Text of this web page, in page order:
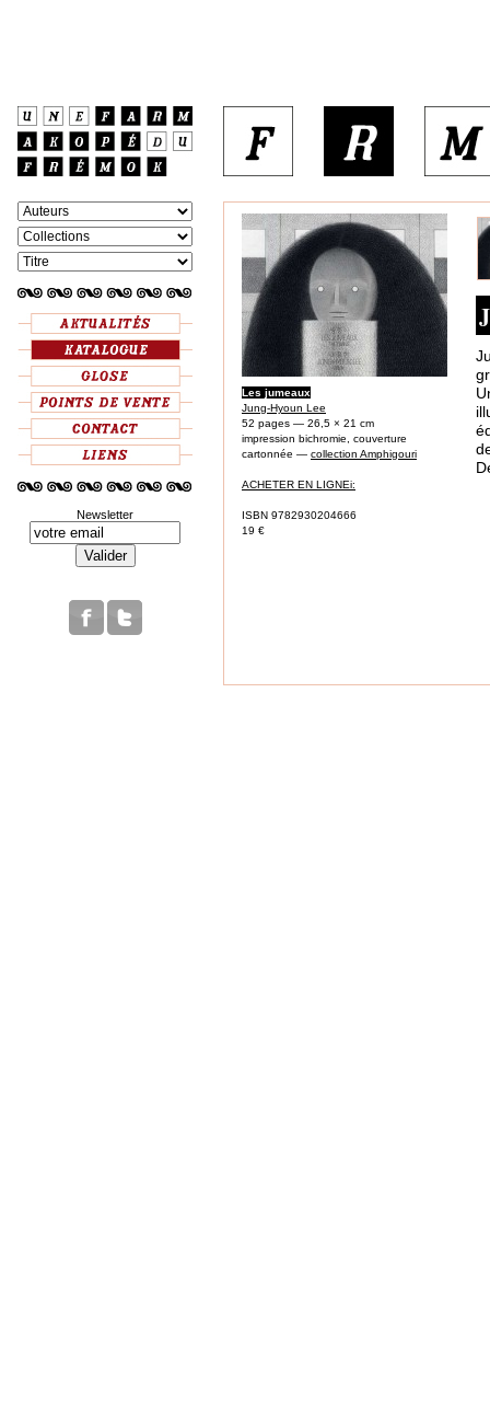
Newsletter
Les jumeaux
Jung-Hyoun Lee
52 pages — 26,5 × 21 cm
impression bichromie, couverture
cartonnée — collection Amphigouri
ACHETER EN LIGNEi:
ISBN 9782930204666
19 €